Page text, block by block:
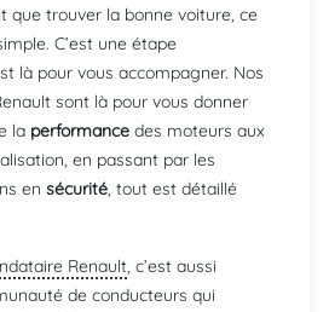
que trouver la bonne voiture, ce
C’est une étape
là pour vous accompagner. Nos
sont là pour vous donner
la performance des moteurs aux
en passant par les
en sécurité, tout est détaillé
Renault, c’est aussi
de conducteurs qui